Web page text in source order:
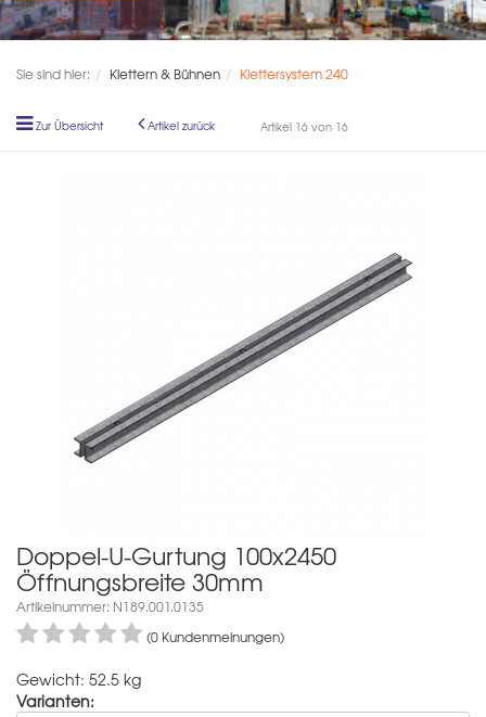
Sie sind hier: Klettern & Bühnen Klettersystem 240
Zur Übersicht Artikel zurück Artikel 16 von 16
Doppel-U-Gurtung 100x2450
Öffnungsbreite 30mm
Artikelnummer: N189.001.0135
(0 Kundenmeinungen)
Gewicht: 52.5 kg
Varianten: